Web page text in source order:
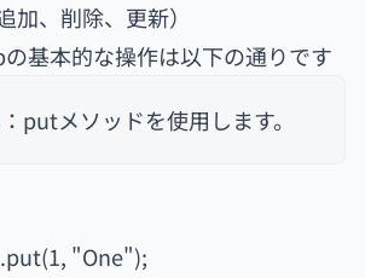
加、削除、更新）
基本的な操作は以下の通りです
putメソッドを使用します。
"One");